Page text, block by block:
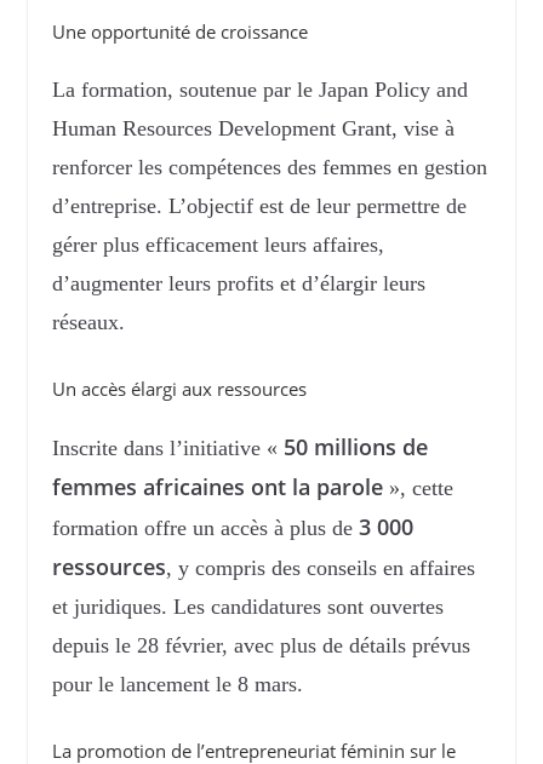
Une opportunité de croissance
La formation, soutenue par le Japan Policy and
Human Resources Development Grant, vise à
renforcer les compétences des femmes en gestion
d’entreprise. L’objectif est de leur permettre de
gérer plus efficacement leurs affaires,
d’augmenter leurs profits et d’élargir leurs
réseaux.
Un accès élargi aux ressources
Inscrite dans l’initiative « 50 millions de
femmes africaines ont la parole», cette
formation offre un accès à plus de3 000
ressources, y compris des conseils en affaires
et juridiques. Les candidatures sont ouvertes
depuis le 28 février, avec plus de détails prévus
pour le lancement le 8 mars.
La promotion de l’entrepreneuriat féminin sur le